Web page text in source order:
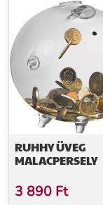
RUHHY ÜVEG
MALACPERSELY
3 890 Ft